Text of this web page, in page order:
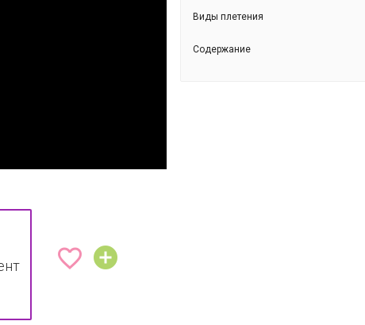
 
Виды плетения
Содержание